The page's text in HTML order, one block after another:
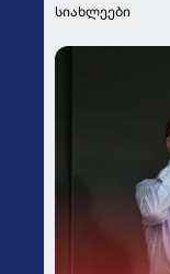
სიახლეები